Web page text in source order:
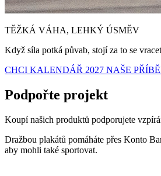
TĚŽKÁ VÁHA, LEHKÝ ÚSMĚV
Když síla potká půvab, stojí za to se
CHCI KALENDÁŘ 2027 NAŠE
Podpořte projekt
Koupí našich produktů podporujete
Dražbou plakátů pomáháte přes Konto
aby mohli také sportovat.